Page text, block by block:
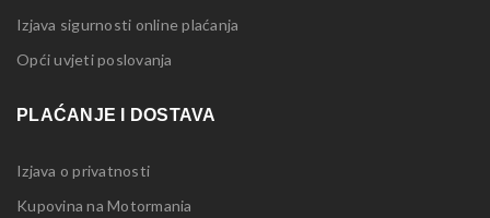
Izjava sigurnosti online plaćanja
Opći uvjeti poslovanja
PLAĆANJE I DOSTAVA
Izjava o privatnosti
Kupovina na Motormania